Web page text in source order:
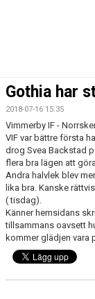
OM FÖRENINGEN
SOCIALA ANSVAR
BARN &
STÖTTA VIF
KONTAKT / BOKNING
Gothia har
2018-07-16 15:35
Vimmerby IF -
VIF var bättre första
drog Svea Backstad
flera bra lägen att
Andra halvlek blev
lika bra. Kanske
( tisdag).
Känner hemsidans
tillsammans oavsett
kommer glädjen vara